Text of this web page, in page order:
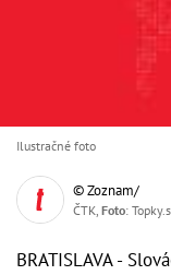
Ilustračné foto
© Zoznam/
ČTK, Foto:
BRATISLAVA -